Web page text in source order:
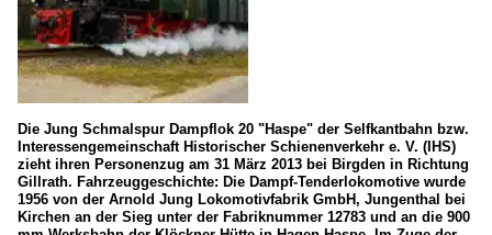
Die Jung Schmalspur Dampflok 20 "Haspe" der Selfkantbahn bzw.
Interessengemeinschaft Historischer Schienenverkehr e. V. (IHS)
zieht ihren Personenzug am 31 März 2013 bei Birgden in Richtung
Gillrath. Fahrzeuggeschichte: Die Dampf-Tenderlokomotive wurde
1956 von der Arnold Jung Lokomotivfabrik GmbH, Jungenthal bei
Kirchen an der Sieg unter der Fabriknummer 12783 und an die 900